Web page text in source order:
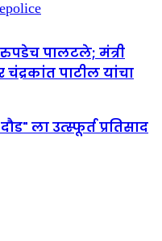
रुपडेच पालटले; मंत्री
पाटील यांचा
ला उत्स्फूर्त प्रतिसाद